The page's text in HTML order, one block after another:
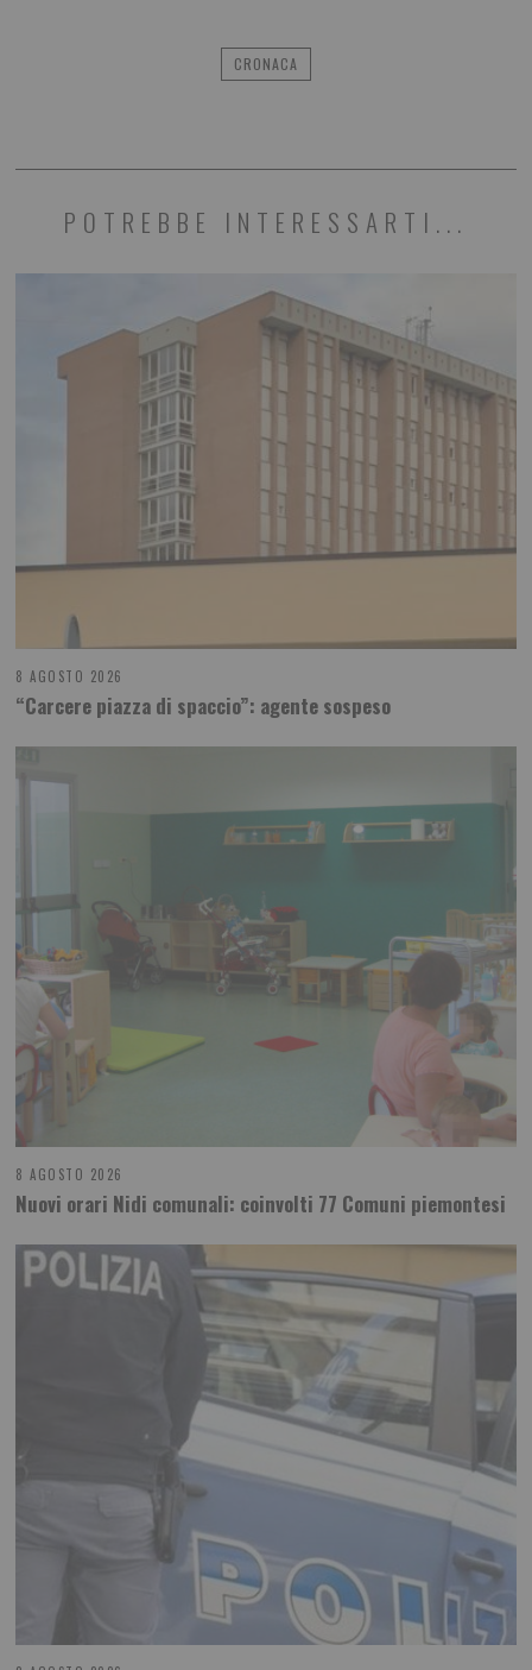
CRONACA
POTREBBE INTERESSARTI...
8 AGOSTO 2026
“Carcere piazza di spaccio”: agente sospeso
8 AGOSTO 2026
Nuovi orari Nidi comunali: coinvolti 77 Comuni piemontesi